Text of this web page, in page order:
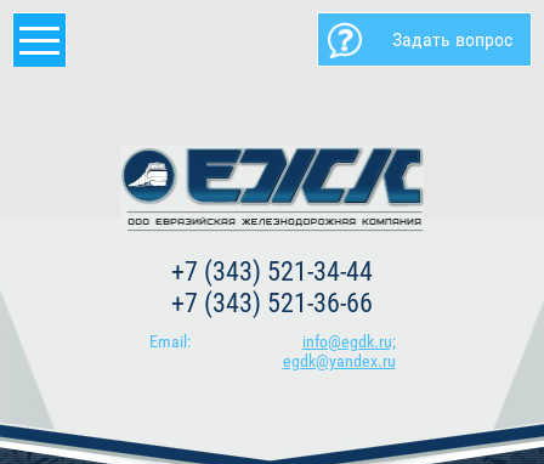
Задать вопрос
+7 (343) 521-34-44
+7 (343) 521-36-66
Email:
info@egdk.ru;
egdk@yandex.ru